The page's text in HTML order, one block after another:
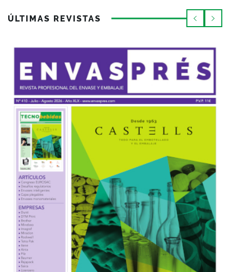
ÚLTIMAS REVISTAS